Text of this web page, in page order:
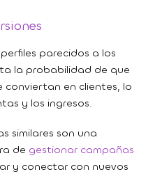
parecidos a los
la probabilidad de que
conviertan en clientes, lo
y los ingresos.
similares son una
de gestionar campañas
y conectar con nuevos